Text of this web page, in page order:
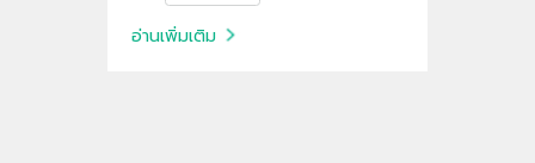
อ่านเพิ่มเติม